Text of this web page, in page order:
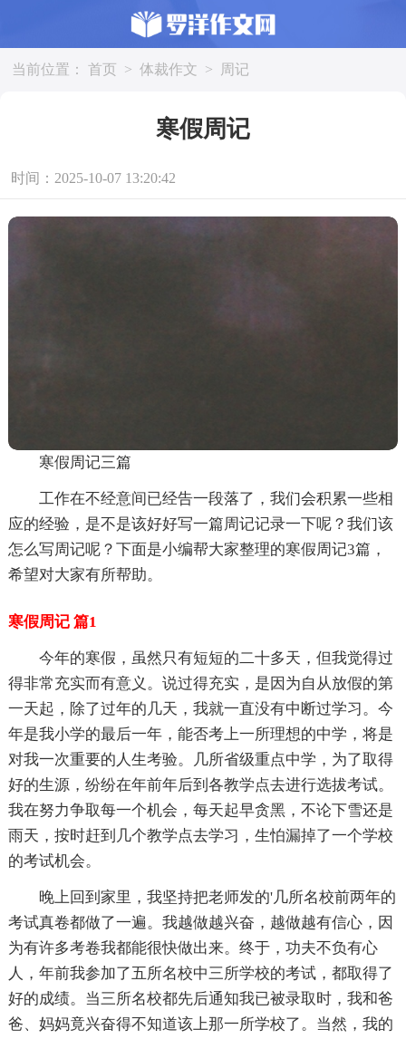
当前位置： 首页 > 体裁作文 > 周记
寒假周记
时间：2025-10-07 13:20:42
寒假周记三篇
工作在不经意间已经告一段落了，我们会积累一些相
应的经验，是不是该好好写一篇周记记录一下呢？我们该
怎么写周记呢？下面是小编帮大家整理的寒假周记3篇，
希望对大家有所帮助。
寒假周记 篇1
今年的寒假，虽然只有短短的二十多天，但我觉得过
得非常充实而有意义。说过得充实，是因为自从放假的第
一天起，除了过年的几天，我就一直没有中断过学习。今
年是我小学的最后一年，能否考上一所理想的中学，将是
对我一次重要的人生考验。几所省级重点中学，为了取得
好的生源，纷纷在年前年后到各教学点去进行选拔考试。
我在努力争取每一个机会，每天起早贪黑，不论下雪还是
雨天，按时赶到几个教学点去学习，生怕漏掉了一个学校
的考试机会。
晚上回到家里，我坚持把老师发的'几所名校前两年的
考试真卷都做了一遍。我越做越兴奋，越做越有信心，因
为有许多考卷我都能很快做出来。终于，功夫不负有心
人，年前我参加了五所名校中三所学校的考试，都取得了
好的成绩。当三所名校都先后通知我已被录取时，我和爸
爸、妈妈竟兴奋得不知道该上那一所学校了。当然，我的